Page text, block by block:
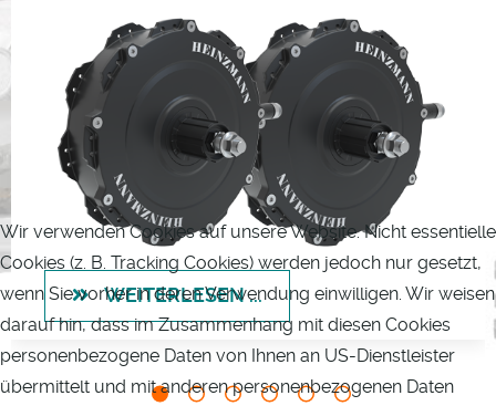
WEITERLESEN ...
Wir verwenden Cookies auf unsere Website. Nicht essentielle
Cookies (z. B. Tracking Cookies) werden jedoch nur gesetzt,
wenn Sie vorher in deren Verwendung einwilligen. Wir weisen
darauf hin, dass im Zusammenhang mit diesen Cookies
personenbezogene Daten von Ihnen an US-Dienstleister
übermittelt und mit anderen personenbezogenen Daten